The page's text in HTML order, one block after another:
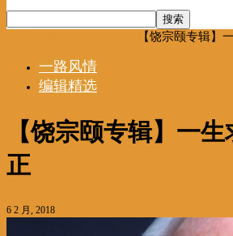
【饶宗颐专辑】
一路风情
编辑精选
【饶宗颐专辑】一
正
6 2 月, 2018